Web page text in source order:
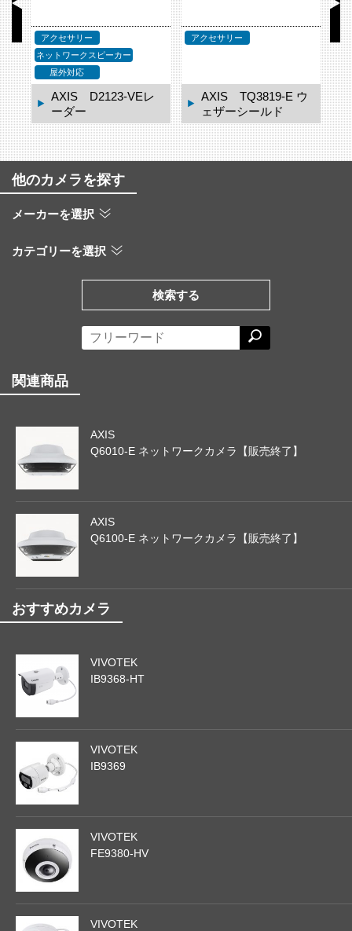
アクセサリー
ネットワークスピーカー
屋外対応
AXIS D2123-VEレ
ーダー
アクセサリー
AXIS TQ3819-E ウ
ェザーシールド
ア
他のカメラを探す
メーカーを選択
カテゴリーを選択
検索する
関連商品
AXIS
Q6010-E ネットワークカメラ【販売終了】
AXIS
Q6100-E ネットワークカメラ【販売終了】
おすすめカメラ
VIVOTEK
IB9368-HT
VIVOTEK
IB9369
VIVOTEK
FE9380-HV
VIVOTEK